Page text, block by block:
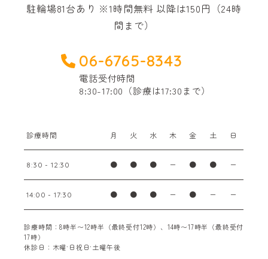
駐輪場81台あり ※1時間無料 以降は150円（24時
間まで）
06-6765-8343
電話受付時間
8:30-17:00（診療は17:30まで）
診療時間 月 火 水 木 金 土 日
8:30 - 12:30 ● ● ● ー ● ● ー
14:00 - 17:30 ● ● ● ー ● ー ー
診療時間：8時半〜12時半（最終受付12時）、14時〜17時半（最終受付
17時）
休診日：木曜·日祝日·土曜午後